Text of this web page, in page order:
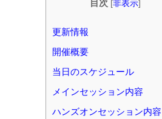
目次 [非表示]
更新情報
開催概要
当日のスケジュール
メインセッション内容
ハンズオンセッション内容